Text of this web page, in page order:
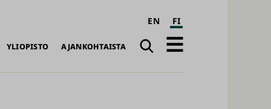
EN FI
YLIOPISTO AJANKOHTAISTA
Haku
Avaa